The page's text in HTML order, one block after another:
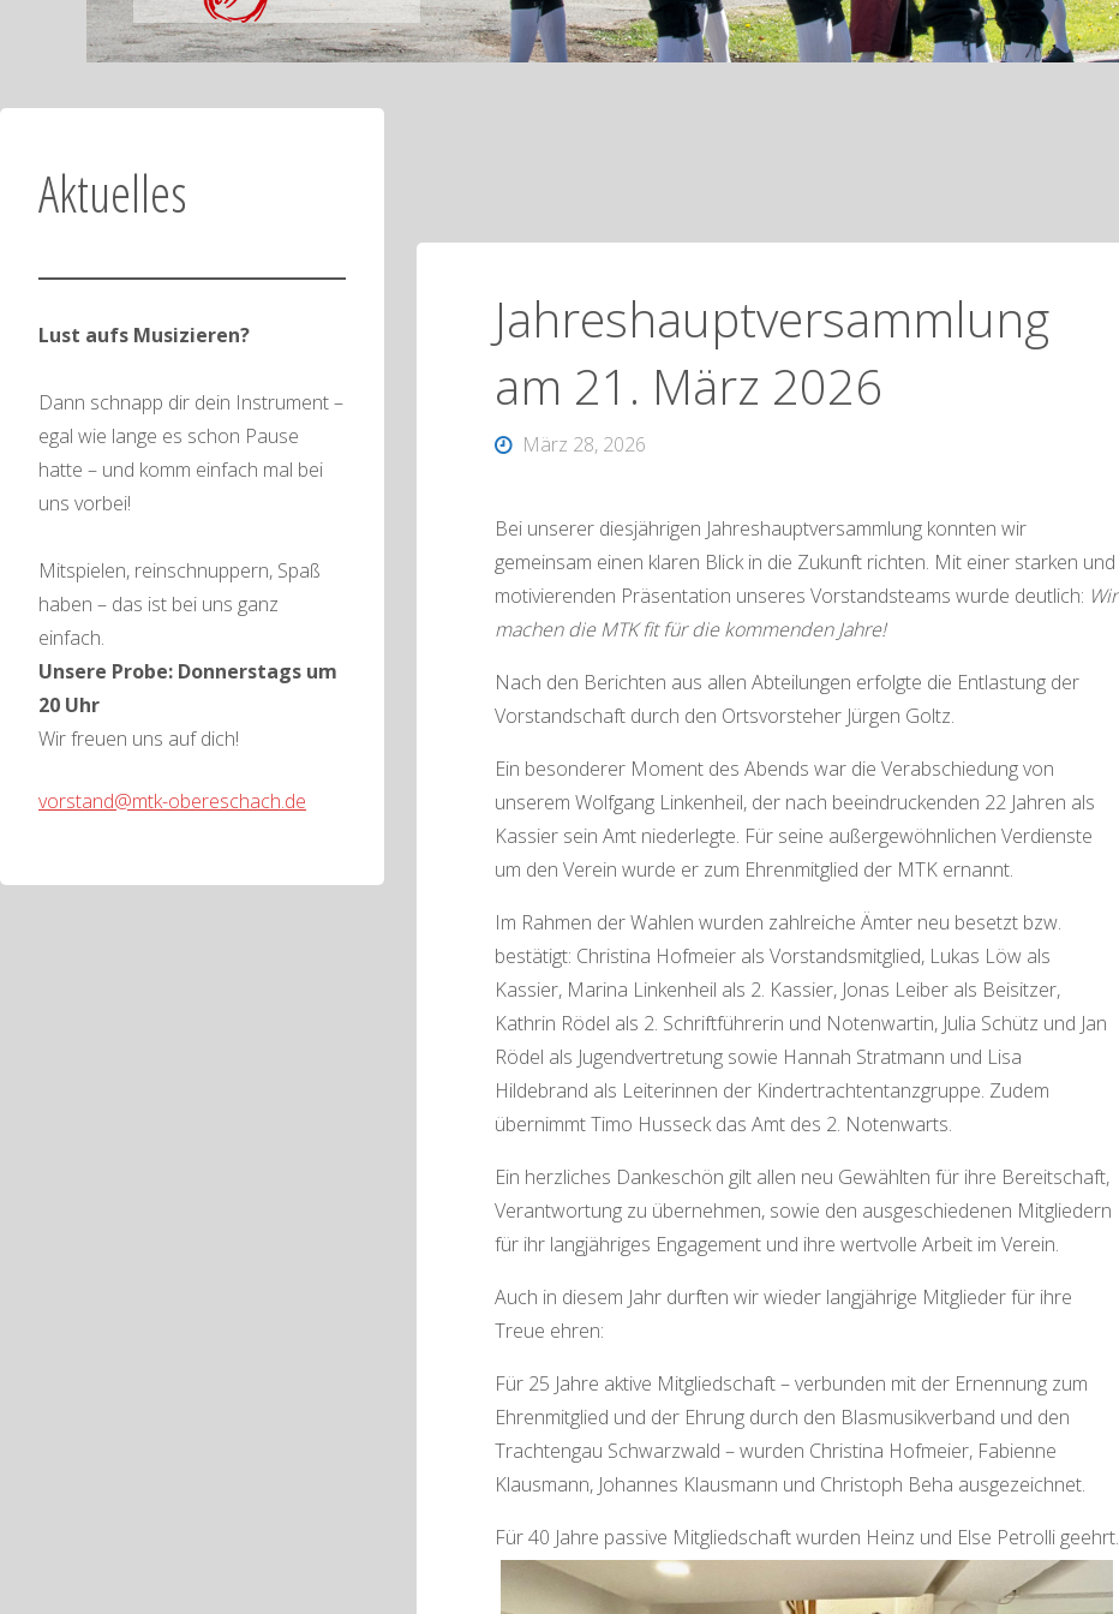
Jahreshauptversammlung
am 21. März 2026
März 28, 2026
Bei unserer diesjährigen Jahreshauptversammlung konnten wir
gemeinsam einen klaren Blick in die Zukunft richten. Mit einer starken und
motivierenden Präsentation unseres Vorstandsteams wurde deutlich: Wir
machen die MTK fit für die kommenden Jahre!
Nach den Berichten aus allen Abteilungen erfolgte die Entlastung der
Vorstandschaft durch den Ortsvorsteher Jürgen Goltz.
Ein besonderer Moment des Abends war die Verabschiedung von
unserem Wolfgang Linkenheil, der nach beeindruckenden 22 Jahren als
Kassier sein Amt niederlegte. Für seine außergewöhnlichen Verdienste
um den Verein wurde er zum Ehrenmitglied der MTK ernannt.
Im Rahmen der Wahlen wurden zahlreiche Ämter neu besetzt bzw.
bestätigt: Christina Hofmeier als Vorstandsmitglied, Lukas Löw als
Kassier, Marina Linkenheil als 2. Kassier, Jonas Leiber als Beisitzer,
Kathrin Rödel als 2. Schriftführerin und Notenwartin, Julia Schütz und Jan
Rödel als Jugendvertretung sowie Hannah Stratmann und Lisa
Hildebrand als Leiterinnen der Kindertrachtentanzgruppe. Zudem
übernimmt Timo Husseck das Amt des 2. Notenwarts.
Ein herzliches Dankeschön gilt allen neu Gewählten für ihre Bereitschaft,
Verantwortung zu übernehmen, sowie den ausgeschiedenen Mitgliedern
für ihr langjähriges Engagement und ihre wertvolle Arbeit im Verein.
Auch in diesem Jahr durften wir wieder langjährige Mitglieder für ihre
Treue ehren:
Für 25 Jahre aktive Mitgliedschaft – verbunden mit der Ernennung zum
Ehrenmitglied und der Ehrung durch den Blasmusikverband und den
Trachtengau Schwarzwald – wurden Christina Hofmeier, Fabienne
Klausmann, Johannes Klausmann und Christoph Beha ausgezeichnet.
Für 40 Jahre passive Mitgliedschaft wurden Heinz und Else Petrolli geehrt.
Aktuelles
Lust aufs Musizieren?
Dann schnapp dir dein Instrument –
egal wie lange es schon Pause
hatte – und komm einfach mal bei
uns vorbei!
Mitspielen, reinschnuppern, Spaß
haben – das ist bei uns ganz
einfach.
Unsere Probe: Donnerstags um
20 Uhr
Wir freuen uns auf dich!
vorstand@mtk-obereschach.de